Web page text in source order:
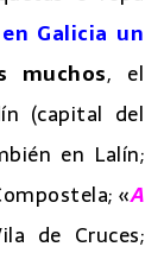
Galicia un
muchos, el
(capital del
en Lalín;
«A
de Cruces;